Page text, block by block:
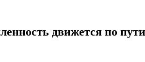
движется по